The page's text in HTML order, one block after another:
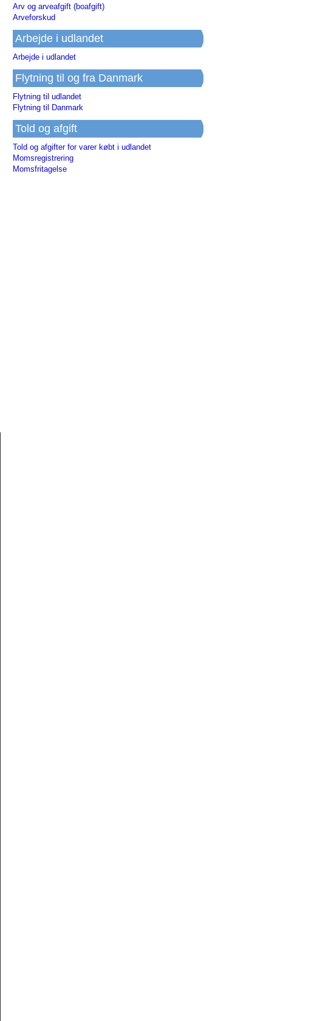
Arv og arveafgift (boafgift)
Arveforskud
Arbejde i udlandet
Arbejde i udlandet
Flytning til og fra Danmark
Flytning til udlandet
Flytning til Danmark
Told og afgift
Told og afgifter for varer købt i udlandet
Momsregistrering
Momsfritagelse